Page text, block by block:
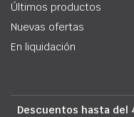
Últimos productos
Nuevas ofertas
En liquidación
Descuentos hasta del